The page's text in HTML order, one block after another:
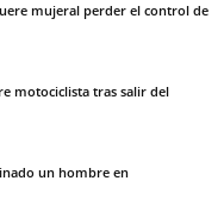
mujeral perder el control de
motociclista tras salir del
un hombre en